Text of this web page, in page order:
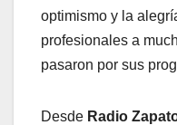
optimismo y la
profesionales a
pasaron por sus
Desde Radio